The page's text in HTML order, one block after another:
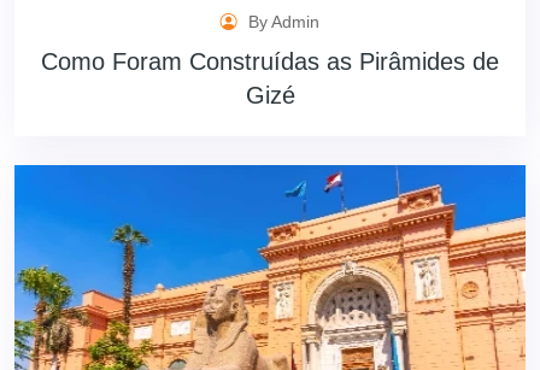
By Admin
Como Foram Construídas as Pirâmides de
Gizé